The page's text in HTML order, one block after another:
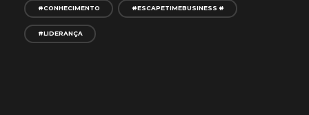
#CONHECIMENTO #ESCAPETIMEBUSINESS #
#LIDERANÇA